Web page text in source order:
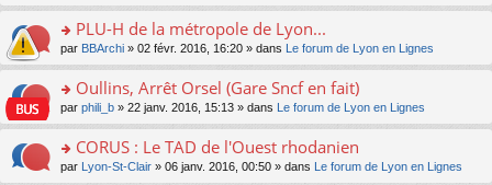
s
ré
e
le
pl
u
s
c
e
nt
e
n
o
lu
le
pl
u
s
e
s
a
g
e
n
lu
le
n
ult
er
le
m
e
a
g
o
n
ult
er
le
m
e
PLU-H de la métropole de Lyon...
par BBArchi » 02 févr. 2016, 16:20 » dans Le forum de Lyon en Lignes
o
n
ult
er
Oullins, Arrêt Orsel (Gare Sncf en fait)
par phili_b » 22 janv. 2016, 15:13 » dans Le forum de Lyon en Lignes
o
CORUS : Le TAD de l'Ouest rhodanien
par Lyon-St-Clair » 06 janv. 2016, 00:50 » dans Le forum de Lyon en Lignes